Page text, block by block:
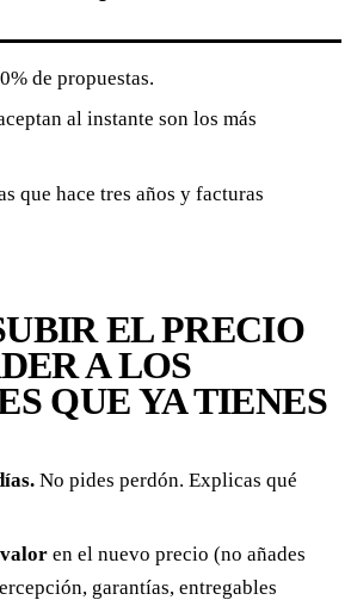
de propuestas.
al instante son los más
que hace tres años y facturas
EL PRECIO
A LOS
QUE YA TIENES
No pides perdón. Explicas qué
valor en el nuevo precio (no añades
garantías, entregables